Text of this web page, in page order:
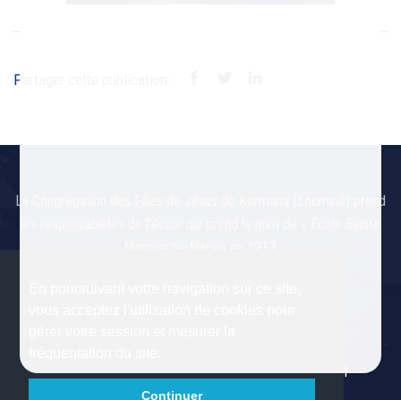
Continuer
Partager cette publication :
La Congrégation des Filles de Jésus de Kermaria (Locminé) prend
Page de recherche
Liste complètes des articles
Mentions légales